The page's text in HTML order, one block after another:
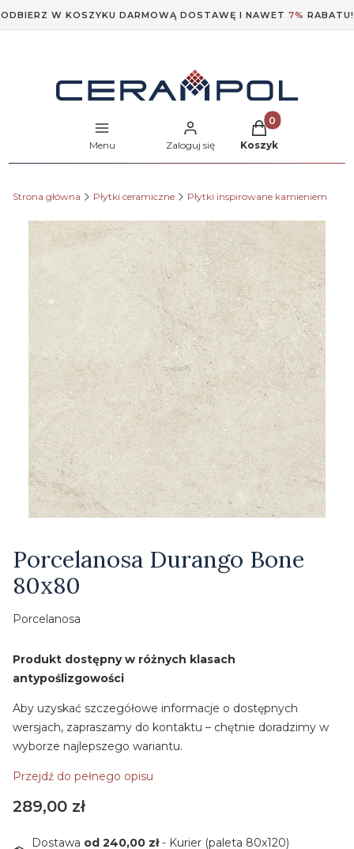
ODBIERZ W KOSZYKU DARMOWĄ DOSTAWĘ I NAWET 7% RABATU!
Menu Zaloguj się
Produkty w
Koszyk
Strona główna Płytki ceramiczne Płytki inspirowane kamieniem
Porcelanosa Durango Bone
80x80
Porcelanosa
Produkt dostępny w różnych klasach
antypoślizgowości
Aby uzyskać szczegółowe informacje o dostępnych
wersjach, zapraszamy do kontaktu – chętnie doradzimy w
wyborze najlepszego wariantu.
Przejdź do pełnego opisu
Cena
289,00 zł
Dostawa od 240,00 zł- Kurier (paleta 80x120)